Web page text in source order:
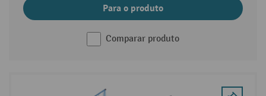
Para o produto
Comparar produto